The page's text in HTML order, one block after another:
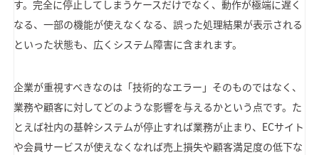
す。完全に停止してしまうケースだけでなく、動作が極端に遅く
なる、一部の機能が使えなくなる、誤った処理結果が表示される
といった状態も、広くシステム障害に含まれます。
企業が重視すべきなのは「技術的なエラー」そのものではなく、
業務や顧客に対してどのような影響を与えるかという点です。た
とえば社内の基幹システムが停止すれば業務が止まり、ECサイト
や会員サービスが使えなくなれば売上損失や顧客満足度の低下な